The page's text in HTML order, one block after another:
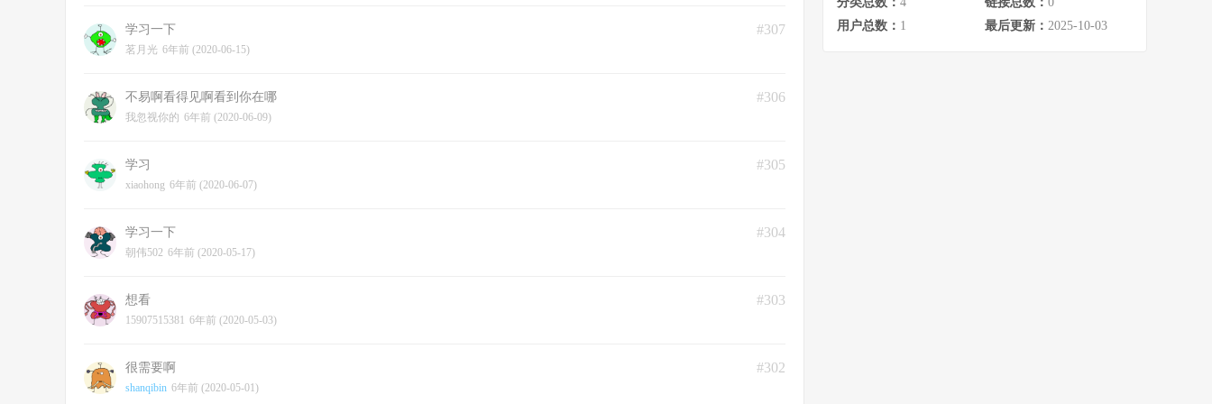
#307
学习一下
茗月光 6年前 (2020-06-15)
#306
不易啊看得见啊看到你在哪
我忽视你的 6年前 (2020-06-09)
#305
学习
xiaohong 6年前 (2020-06-07)
#304
学习一下
朝伟502 6年前 (2020-05-17)
#303
想看
15907515381 6年前 (2020-05-03)
#302
很需要啊
shanqibin 6年前 (2020-05-01)
用户总数： 1 最后更新： 2025-10-03